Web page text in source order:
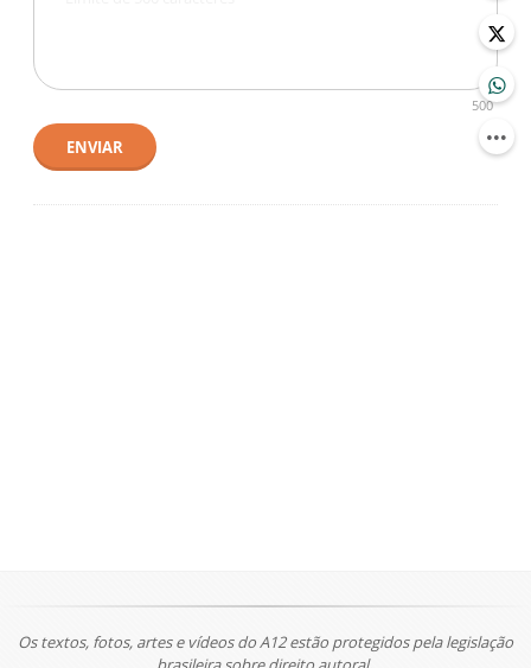
500
ENVIAR
Os textos, fotos, artes e vídeos do A12 estão protegidos pela legislação